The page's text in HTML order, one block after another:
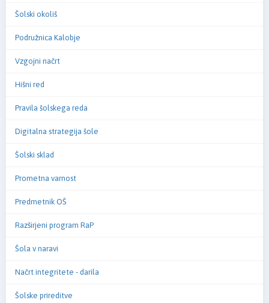
Šolski okoliš
Podružnica Kalobje
Vzgojni načrt
Hišni red
Pravila šolskega reda
Digitalna strategija šole
Šolski sklad
Prometna varnost
Predmetnik OŠ
Razširjeni program RaP
Šola v naravi
Načrt integritete - darila
Šolske prireditve